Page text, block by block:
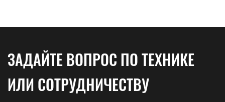
ЗАДАЙТЕ ВОПРОС ПО ТЕХНИКЕ
ИЛИ СОТРУДНИЧЕСТВУ